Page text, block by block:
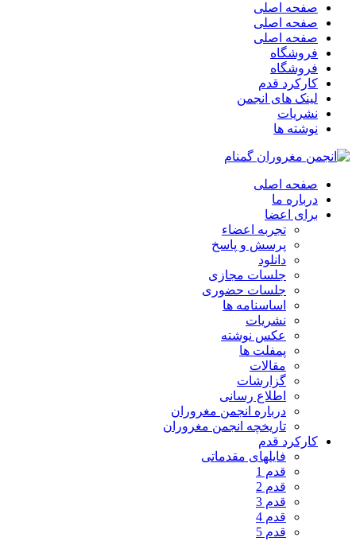
صفحه اصلی
صفحه اصلی
صفحه اصلی
فروشگاه
فروشگاه
کارکرد قدم
لینک های انجمن
نشریات
نوشته ها
صفحه اصلی
درباره ما
برای اعضا
تجربه اعضاء
پرسش و پاسخ
دانلود
جلسات مجازی
جلسات حضوری
اساسنامه ها
نشریات
عکس نوشته
پمفلت ها
مقالات
گزارشات
اطلاع رسانی
درباره انجمن مغروران
تاریخچه انجمن مغروران
کارکرد قدم
فایلهای مقدماتی
قدم 1
قدم 2
قدم 3
قدم 4
قدم 5